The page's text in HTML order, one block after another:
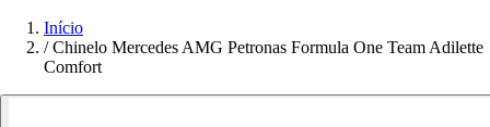
Início
/ Chinelo Mercedes AMG Petronas Formula One Team Adilette
Comfort